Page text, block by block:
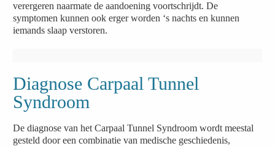
verergeren naarmate de aandoening voortschrijdt. De
symptomen kunnen ook erger worden ‘s nachts en kunnen
iemands slaap verstoren.
Diagnose Carpaal Tunnel
Syndroom
De diagnose van het Carpaal Tunnel Syndroom wordt meestal
gesteld door een combinatie van medische geschiedenis,